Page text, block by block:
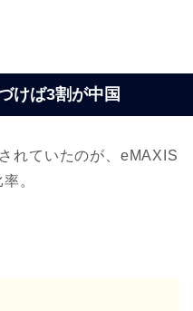
けば3割が中国
れていたのが、eMAXIS
。